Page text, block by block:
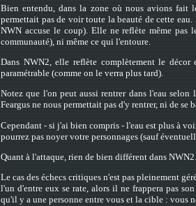
Bien entendu, dans la zone où nous avions fait
permettait pas de voir toute la beauté de cette
NWN accuse le coup). Elle ne reflète même
communauté), ni même ce qui l'entoure.
Dans NWN2, elle reflète complètement le
paramétrable (comme on le verra plus tard).
Notez que l'on peut aussi rentrer dans l'eau
Feargus ne nous permettait pas d'y rentrer, ni de
Cependant - si j'ai bien compris - l'eau est plus à
pourrez pas noyer votre personnages (sauf
Quant à l'attaque, rien de bien différent dans NWN2.
Le cas des échecs critiques n'est pas pleinement
l'un d'entre eux se rate, alors il ne frappera pas
qu'il y a une personne entre vous et la cible : vous